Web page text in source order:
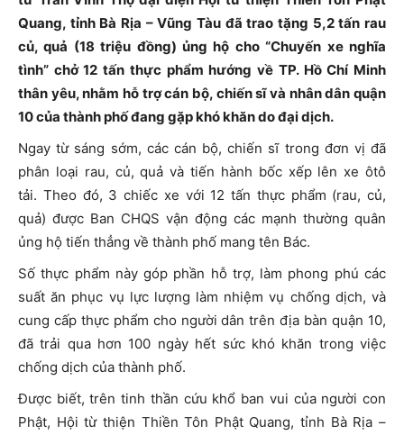
Quang, tỉnh Bà Rịa – Vũng Tàu đã trao tặng 5,2 tấn rau
củ, quả (18 triệu đồng) ủng hộ cho “Chuyến xe nghĩa
tình” chở 12 tấn thực phẩm hướng về TP. Hồ Chí Minh
thân yêu, nhằm hỗ trợ cán bộ, chiến sĩ và nhân dân quận
10 của thành phố đang gặp khó khăn do đại dịch.
Ngay từ sáng sớm, các cán bộ, chiến sĩ trong đơn vị đã
phân loại rau, củ, quả và tiến hành bốc xếp lên xe ôtô
tải. Theo đó, 3 chiếc xe với 12 tấn thực phẩm (rau, củ,
quả) được Ban CHQS vận động các mạnh thường quân
ủng hộ tiến thẳng về thành phố mang tên Bác.
Số thực phẩm này góp phần hỗ trợ, làm phong phú các
suất ăn phục vụ lực lượng làm nhiệm vụ chống dịch, và
cung cấp thực phẩm cho người dân trên địa bàn quận 10,
đã trải qua hơn 100 ngày hết sức khó khăn trong việc
chống dịch của thành phố.
Được biết, trên tinh thần cứu khổ ban vui của người con
Phật, Hội từ thiện Thiền Tôn Phật Quang, tỉnh Bà Rịa –